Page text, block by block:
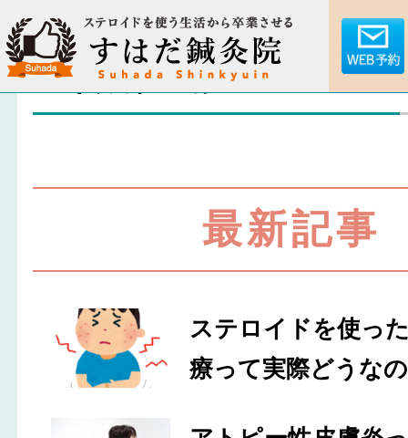
40代 男性 N様
最新記事
ステロイドを使っ
療って実際どうな